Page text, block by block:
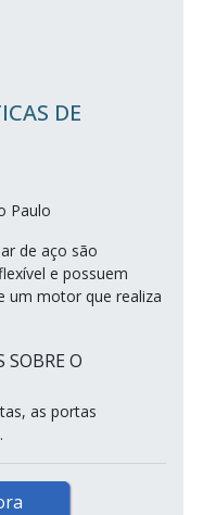
DE
Paulo
de aço são
e possuem
um motor que realiza
SOBRE O
as portas